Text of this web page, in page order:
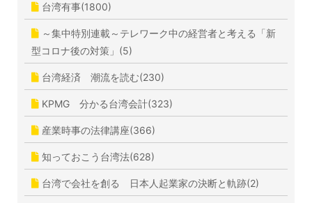
台湾有事(1800)
～集中特別連載～テレワーク中の経営者と考える「新
型コロナ後の対策」(5)
台湾経済 潮流を読む(230)
KPMG 分かる台湾会計(323)
産業時事の法律講座(366)
知っておこう台湾法(628)
台湾で会社を創る 日本人起業家の決断と軌跡(2)